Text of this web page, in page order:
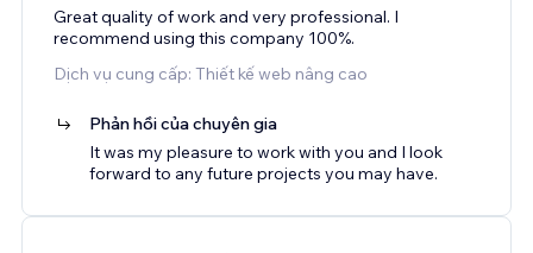
Great quality of work and very professional. I
recommend using this company 100%.
Dịch vụ cung cấp: Thiết kế web nâng cao
Phản hồi của chuyên gia
It was my pleasure to work with you and I look
forward to any future projects you may have.